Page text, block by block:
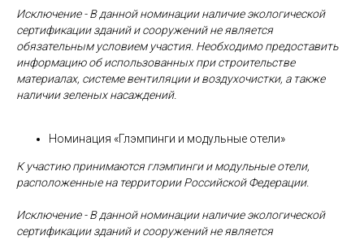
Исключение - В данной номинации наличие экологической
сертификации зданий и сооружений не является
обязательным условием участия. Необходимо предоставить
информацию об использованных при строительстве
материалах, системе вентиляции и воздухочистки, а также
наличии зеленых насаждений.
Номинация «Глэмпинги и модульные отели»
К участию принимаются глэмпинги и модульные отели,
расположенные на территории Российской Федерации.
Исключение - В данной номинации наличие экологической
сертификации зданий и сооружений не является